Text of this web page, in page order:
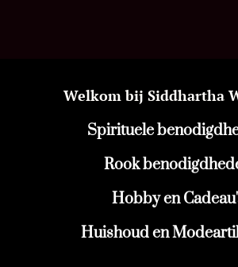
Welkom bij Siddhartha
Spirituele
Rook
Hobby en
Huishoud en